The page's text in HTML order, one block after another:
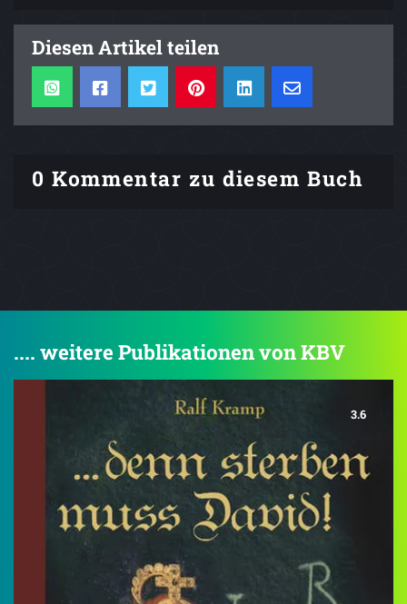
Diesen Artikel teilen
0 Kommentar zu diesem Buch
.... weitere Publikationen von KBV
3.6